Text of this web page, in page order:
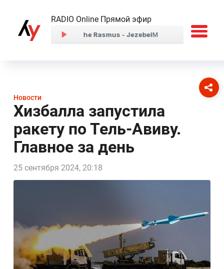
RADIO Online Прямой эфир
Новости
Хизбалла запустила
ракету по Тель-Авиву.
Главное за день
25 сентября 2024, 20:18